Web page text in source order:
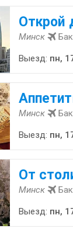
Открой
Минск
Выезд: пн,
Минск
Выезд: пн,
От
Минск
Выезд: пн,